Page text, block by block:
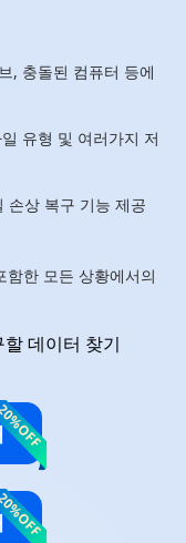
, 충돌된 컴퓨터 등에
유형 및 여러가지 저
손상 복구 기능 제공
함한 모든 상황에서의
데이터 찾기